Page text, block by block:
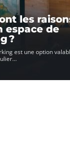
les
espace de
?
est une option
…